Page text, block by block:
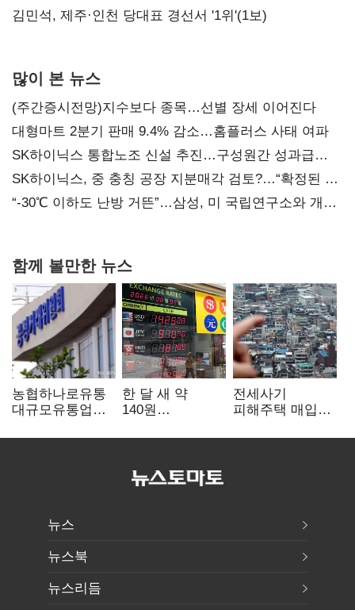
0.86%p(2보)
김민석, 제주·인천 당대표 경선서 '1위'(1보)
많이 본 뉴스
(주간증시전망)지수보다 종목…선별 장세 이어진다
대형마트 2분기 판매 9.4% 감소…홈플러스 사태 여파
SK하이닉스 통합노조 신설 추진…구성원간 성과급
불만 확산
SK하이닉스, 중 충칭 공장 지분매각 검토?…“확정된 바
없어”
“-30℃ 이하도 난방 거뜬”…삼성, 미 국립연구소와 개발
함께 볼만한 뉴스
농협하나로유통
대규모유통업법
공정위, 과징금
한 달 새 약
140원
엔저'에 원화
전세사기
피해주택 매입
누적 피해자
뉴스
뉴스북
뉴스리듬